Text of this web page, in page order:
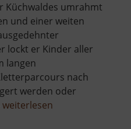
Küchwaldes umrahmt
und einer weiten
lockt er Kinder aller
langen
nach
werden oder
weiterlesen